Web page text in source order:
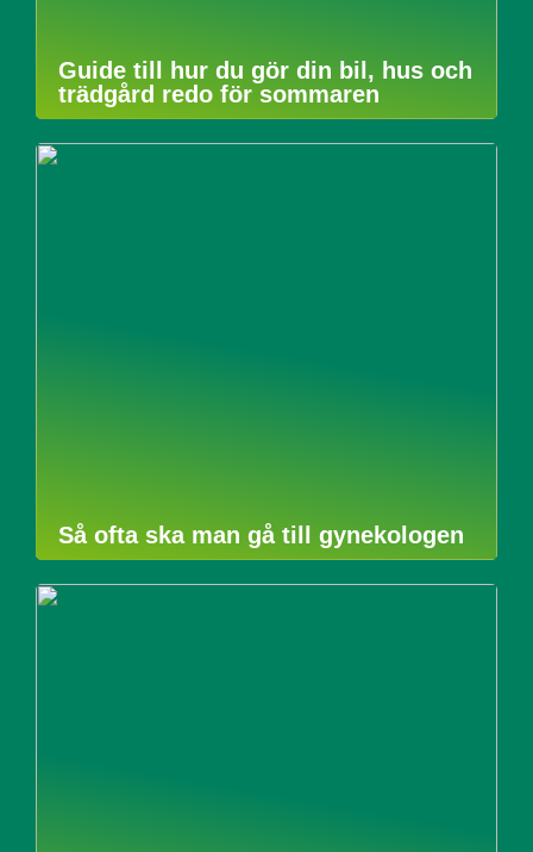
Guide till hur du gör din bil, hus och
trädgård redo för sommaren
Så ofta ska man gå till gynekologen